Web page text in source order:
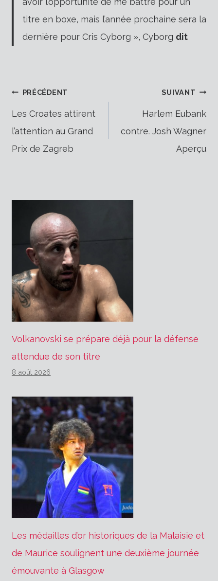
titre en boxe, mais l’année prochaine sera la
dernière pour Cris Cyborg », Cyborg dit
Navigation
de
l’article
PRÉCÉDENT
Les Croates attirent
l’attention au Grand
Prix de Zagreb
SUIVANT
Harlem Eubank
contre. Josh Wagner
Aperçu
Volkanovski se prépare déjà pour la défense
attendue de son titre
8 août 2026
Les médailles d’or historiques de la Malaisie et
de Maurice soulignent une deuxième journée
émouvante à Glasgow